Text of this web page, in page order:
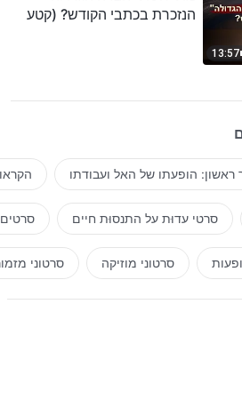
13:57
הנזכרת בכתבי הקודש? (קטע
הופעתו של האל ועבודתו
סרטי עדוּת על התנסוּת חיים
סרטוני מוזיקה סרטוני